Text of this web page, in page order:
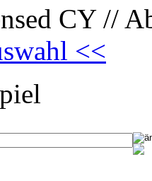
CY //
<<